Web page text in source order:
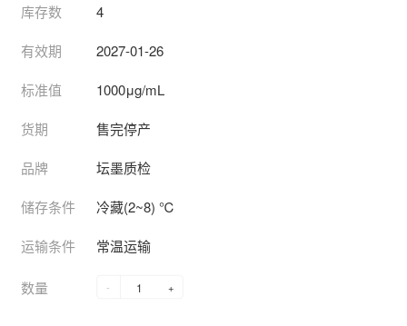
库存数 4
有效期 2027-01-26
标准值 1000μg/mL
货期 售完停产
品牌 坛墨质检
储存条件 冷藏(2~8) ℃
运输条件 常温运输
数量 - +